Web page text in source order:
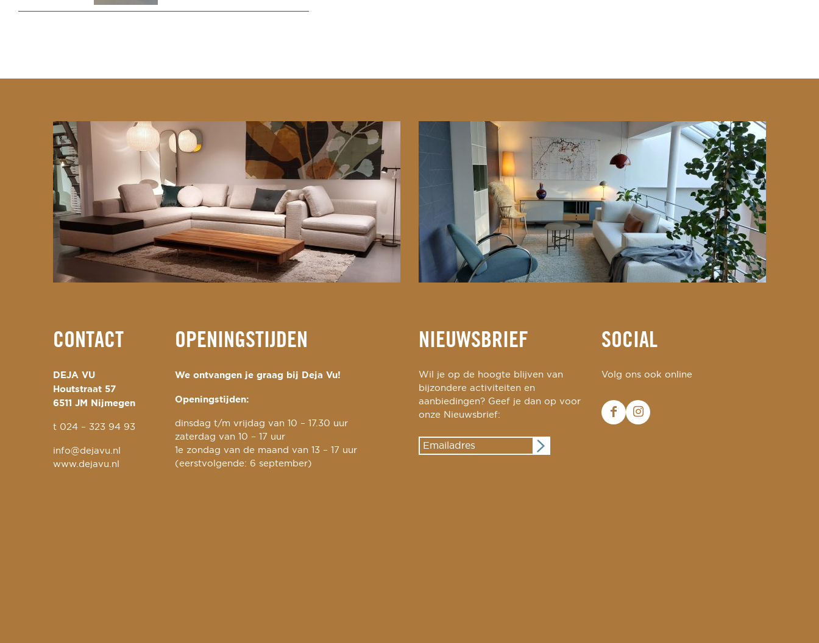
CONTACT
DEJA VU
Houtstraat 57
6511 JM Nijmegen
t 024 – 323 94 93
info@dejavu.nl
www.dejavu.nl
OPENINGSTIJDEN
We ontvangen je graag bij Deja Vu!
Openingstijden:
dinsdag t/m vrijdag van 10 – 17.30 uur
zaterdag van 10 – 17 uur
1e zondag van de maand van 13 – 17 uur
(eerstvolgende: 6 september)
NIEUWSBRIEF
Wil je op de hoogte blijven van
bijzondere activiteiten en
aanbiedingen? Geef je dan op voor
onze Nieuwsbrief:
SOCIAL
Volg ons ook online